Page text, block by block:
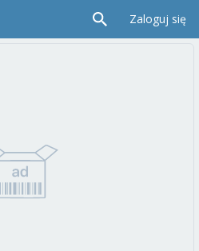
Zaloguj się